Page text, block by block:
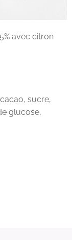
avec citron
sucre,
glucose,